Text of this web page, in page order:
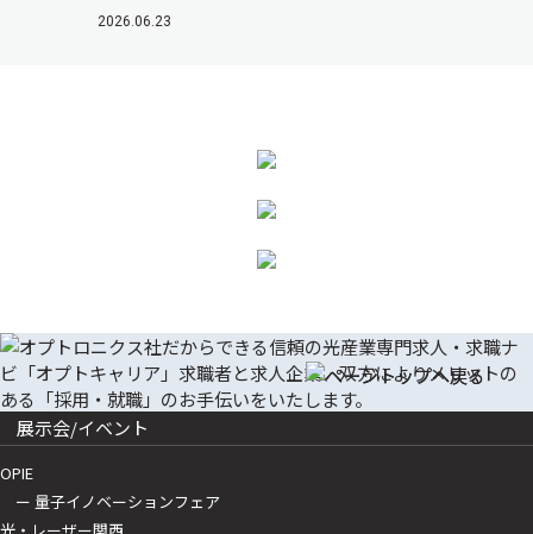
2026.06.23
展示会/イベント
OPIE
ー 量子イノベーションフェア